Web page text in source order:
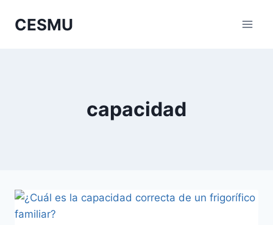
CESMU
capacidad